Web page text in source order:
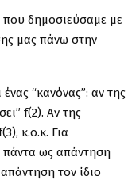
δημοσιεύσαμε με
μας πάνω στην
“κανόνας”: αν της
f(2). Αν της
κ.ο.κ. Για
πάντα ως απάντηση
τον ίδιο